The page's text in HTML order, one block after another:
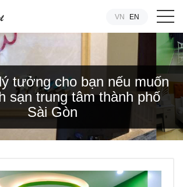
VN EN
tưởng cho bạn nếu muốn
sạn trung tâm thành phố
Sài Gòn